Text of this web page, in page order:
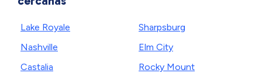
Lake Royale
Nashville
Castalia
Sharpsburg
Elm City
Rocky Mount